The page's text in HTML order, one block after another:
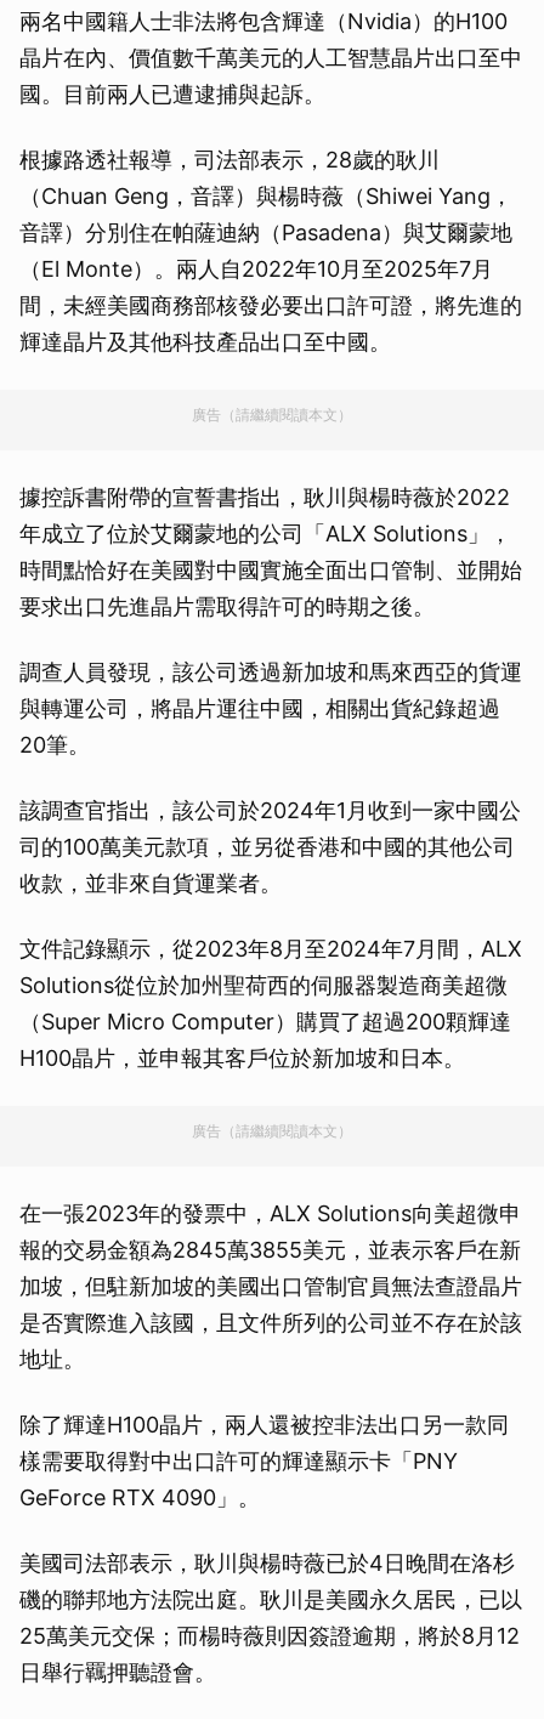
兩名中國籍人士非法將包含輝達（Nvidia）的H100
晶片在內、價值數千萬美元的人工智慧晶片出口至中
國。目前兩人已遭逮捕與起訴。
根據路透社報導，司法部表示，28歲的耿川
（Chuan Geng，音譯）與楊時薇（Shiwei Yang，
音譯）分別住在帕薩迪納（Pasadena）與艾爾蒙地
（El Monte）。兩人自2022年10月至2025年7月
間，未經美國商務部核發必要出口許可證，將先進的
輝達晶片及其他科技產品出口至中國。
廣告（請繼續閱讀本文）
據控訴書附帶的宣誓書指出，耿川與楊時薇於2022
年成立了位於艾爾蒙地的公司「ALX Solutions」，
時間點恰好在美國對中國實施全面出口管制、並開始
要求出口先進晶片需取得許可的時期之後。
調查人員發現，該公司透過新加坡和馬來西亞的貨運
與轉運公司，將晶片運往中國，相關出貨紀錄超過
20筆。
該調查官指出，該公司於2024年1月收到一家中國公
司的100萬美元款項，並另從香港和中國的其他公司
收款，並非來自貨運業者。
文件記錄顯示，從2023年8月至2024年7月間，ALX
Solutions從位於加州聖荷西的伺服器製造商美超微
（Super Micro Computer）購買了超過200顆輝達
H100晶片，並申報其客戶位於新加坡和日本。
廣告（請繼續閱讀本文）
在一張2023年的發票中，ALX Solutions向美超微申
報的交易金額為2845萬3855美元，並表示客戶在新
加坡，但駐新加坡的美國出口管制官員無法查證晶片
是否實際進入該國，且文件所列的公司並不存在於該
地址。
除了輝達H100晶片，兩人還被控非法出口另一款同
樣需要取得對中出口許可的輝達顯示卡「PNY
GeForce RTX 4090」。
美國司法部表示，耿川與楊時薇已於4日晚間在洛杉
磯的聯邦地方法院出庭。耿川是美國永久居民，已以
25萬美元交保；而楊時薇則因簽證逾期，將於8月12
日舉行羈押聽證會。